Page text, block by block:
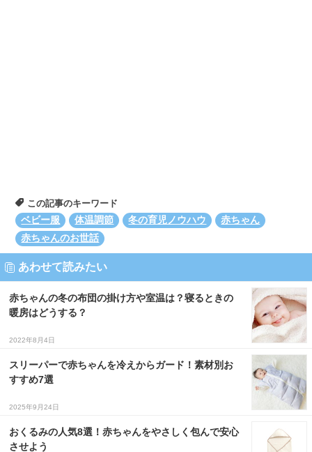
この記事のキーワード
ベビー服
体温調節 冬の育児ノウハウ
赤ちゃん
赤ちゃんのお世話
あわせて読みたい
赤ちゃんの冬の布団の掛け方や室温は？寝るときの
暖房はどうする？
2022年8月4日
スリーパーで赤ちゃんを冷えからガード！素材別お
すすめ7選
2025年9月24日
おくるみの人気8選！赤ちゃんをやさしく包んで安心
させよう